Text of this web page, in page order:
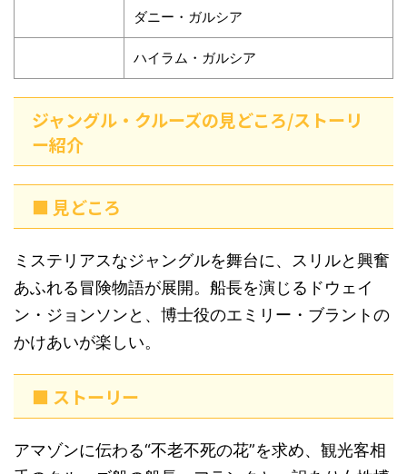
ダニー・ガルシア
ハイラム・ガルシア
ジャングル・クルーズの見どころ/ストーリ
ー紹介
■ 見どころ
ミステリアスなジャングルを舞台に、スリルと興奮
あふれる冒険物語が展開。船長を演じるドウェイ
ン・ジョンソンと、博士役のエミリー・ブラントの
かけあいが楽しい。
■ ストーリー
アマゾンに伝わる“不老不死の花”を求め、観光客相